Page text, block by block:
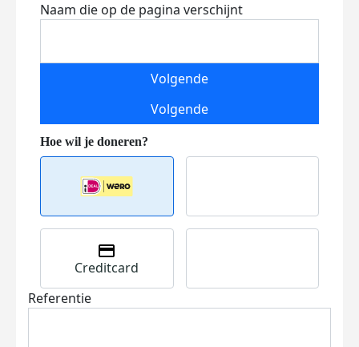
Naam die op de pagina verschijnt
Volgende
Volgende
Creditcard
Referentie